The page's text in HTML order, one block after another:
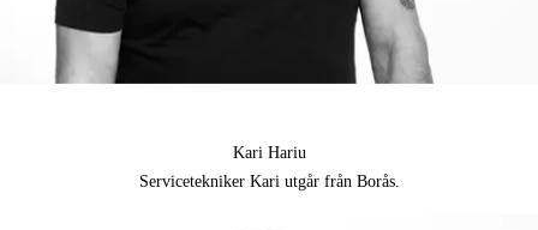
Kari Hariu
Servicetekniker Kari utgår från Borås.